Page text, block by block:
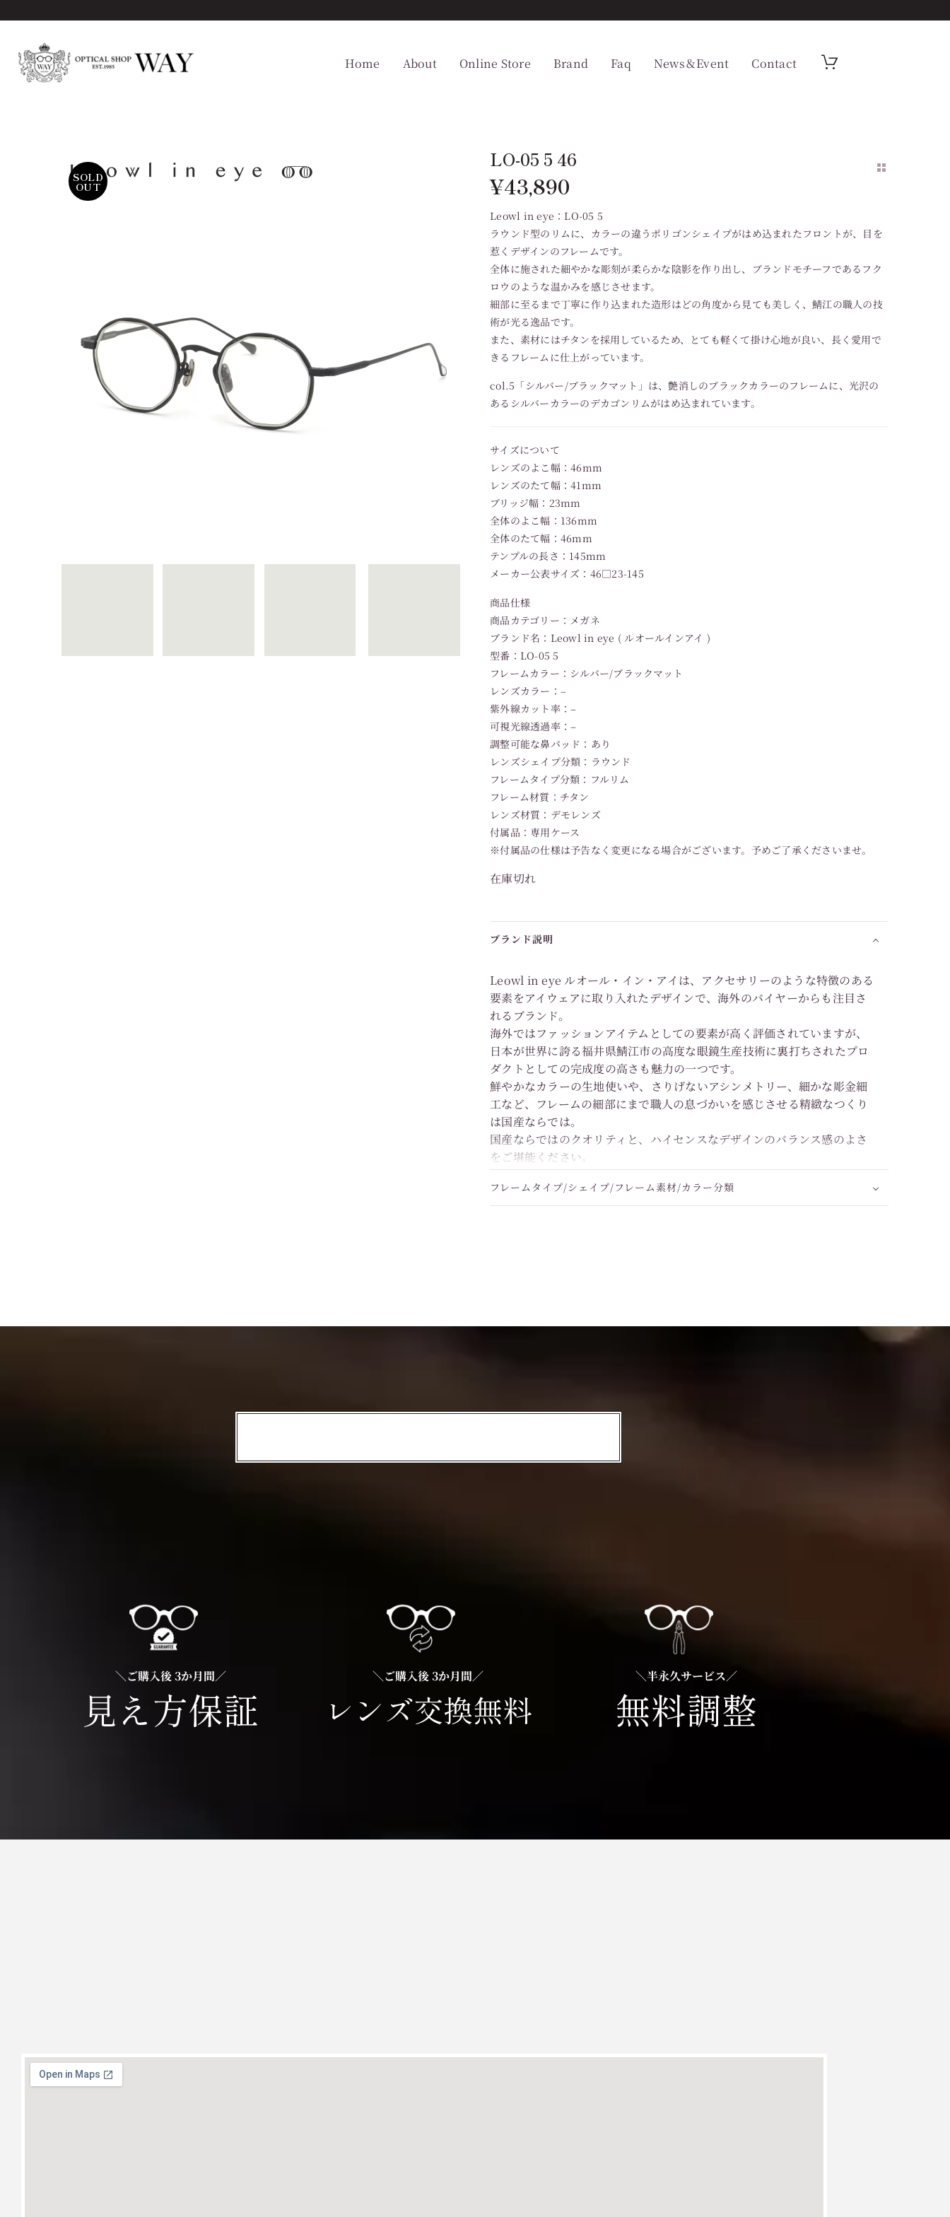
Home About Online Store Brand Faq News＆Event Contact
SOLD
OUT
LO-05 5 46
¥43,890
Leowl in eye：LO-05 5
ラウンド型のリムに、カラーの違うポリゴンシェイプがはめ込まれたフロントが、目を
惹くデザインのフレームです。
全体に施された細やかな彫刻が柔らかな陰影を作り出し、ブランドモチーフであるフク
ロウのような温かみを感じさせます。
細部に至るまで丁寧に作り込まれた造形はどの角度から見ても美しく、鯖江の職人の技
術が光る逸品です。
また、素材にはチタンを採用しているため、とても軽くて掛け心地が良い、長く愛用で
きるフレームに仕上がっています。
col.5「シルバー/ブラックマット」は、艶消しのブラックカラーのフレームに、光沢の
あるシルバーカラーのデカゴンリムがはめ込まれています。
サイズについて
レンズのよこ幅：46mm
レンズのたて幅：41mm
ブリッジ幅：23mm
全体のよこ幅：136mm
全体のたて幅：46mm
テンプルの長さ：145mm
メーカー公表サイズ：46□23-145
商品仕様
商品カテゴリー：メガネ
ブランド名：Leowl in eye ( ルオールインアイ )
型番：LO-05 5
フレームカラー：シルバー/ブラックマット
レンズカラー：–
紫外線カット率：–
可視光線透過率：–
調整可能な鼻パッド：あり
レンズシェイプ分類：ラウンド
フレームタイプ分類：フルリム
フレーム材質：チタン
レンズ材質：デモレンズ
付属品：専用ケース
※付属品の仕様は予告なく変更になる場合がございます。予めご了承くださいませ。
在庫切れ
ブランド説明
Leowl in eye ルオール・イン・アイは、アクセサリーのような特徴のある
要素をアイウェアに取り入れたデザインで、海外のバイヤーからも注目さ
れるブランド。
海外ではファッションアイテムとしての要素が高く評価されていますが、
日本が世界に誇る福井県鯖江市の高度な眼鏡生産技術に裏打ちされたプロ
ダクトとしての完成度の高さも魅力の一つです。
鮮やかなカラーの生地使いや、さりげないアシンメトリー、細かな彫金細
工など、フレームの細部にまで職人の息づかいを感じさせる精緻なつくり
は国産ならでは。
国産ならではのクオリティと、ハイセンスなデザインのバランス感のよさ
をご堪能ください。
フレームタイプ/シェイプ/フレーム素材/カラー分類
＼ご購入後 3か月間／
見え方保証
＼ご購入後 3か月間／
レンズ交換無料
＼半永久サービス／
無料調整